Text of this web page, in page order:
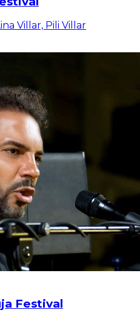
Villar, Pili Villar
Festival